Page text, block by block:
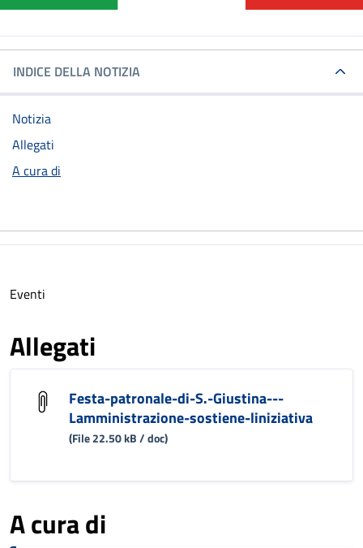
INDICE DELLA NOTIZIA
Notizia
Allegati
A cura di
Eventi
Allegati
Festa-patronale-di-S.-Giustina---
Lamministrazione-sostiene-liniziativa
(File 22.50 kB / doc)
A cura di